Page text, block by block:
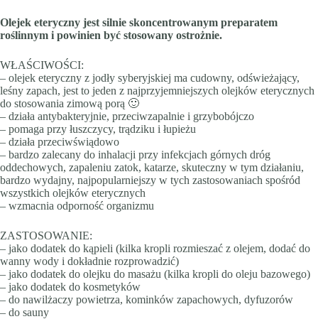
Olejek eteryczny jest silnie skoncentrowanym preparatem
roślinnym i powinien być stosowany ostrożnie.
WŁAŚCIWOŚCI:
– olejek eteryczny z jodły syberyjskiej ma cudowny, odświeżający,
leśny zapach, jest to jeden z najprzyjemniejszych olejków eterycznych
do stosowania zimową porą 🙂
– działa antybakteryjnie, przeciwzapalnie i grzybobójczo
– pomaga przy łuszczycy, trądziku i łupieżu
– działa przeciwświądowo
– bardzo zalecany do inhalacji przy infekcjach górnych dróg
oddechowych, zapaleniu zatok, katarze, skuteczny w tym działaniu,
bardzo wydajny, najpopularniejszy w tych zastosowaniach spośród
wszystkich olejków eterycznych
– wzmacnia odporność organizmu
ZASTOSOWANIE:
– jako dodatek do kąpieli (kilka kropli rozmieszać z olejem, dodać do
wanny wody i dokładnie rozprowadzić)
– jako dodatek do olejku do masażu (kilka kropli do oleju bazowego)
– jako dodatek do kosmetyków
– do nawilżaczy powietrza, kominków zapachowych, dyfuzorów
– do sauny